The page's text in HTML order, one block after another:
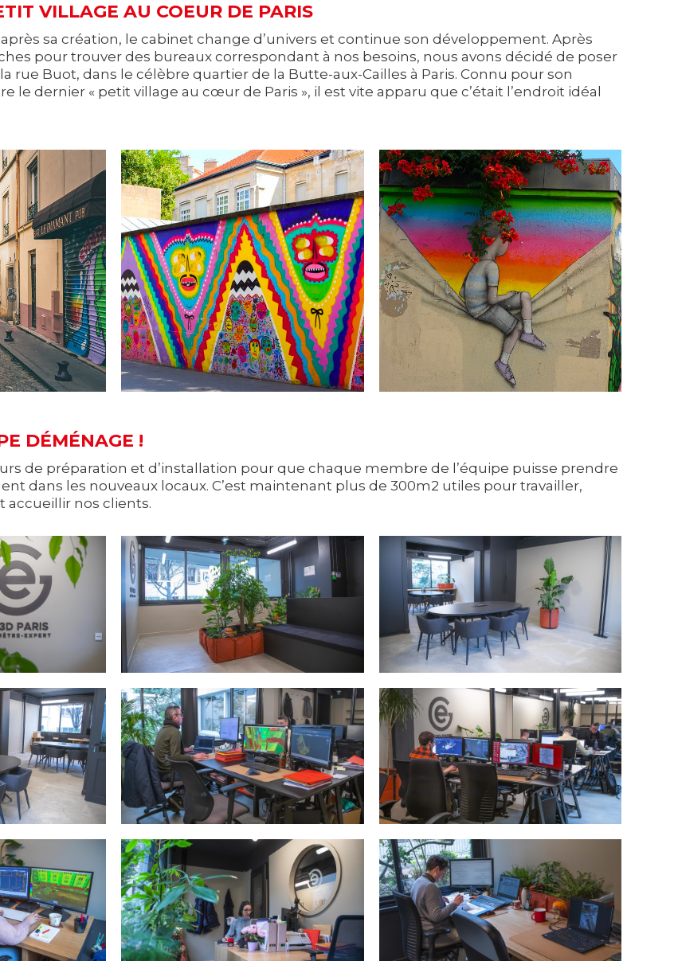
VILLAGE AU COEUR DE PARIS
sa création, le cabinet change d’univers et continue son développement. Après
pour trouver des bureaux correspondant à nos besoins, nous avons décidé de poser
la rue Buot, dans le célèbre quartier de la Butte-aux-Cailles à Paris. Connu pour son
le dernier « petit village au cœur de Paris », il est vite apparu que c’était l’endroit idéal
DÉMÉNAGE !
de préparation et d’installation pour que chaque membre de l’équipe puisse prendre
dans les nouveaux locaux. C’est maintenant plus de 300m2 utiles pour travailler,
accueillir nos clients.